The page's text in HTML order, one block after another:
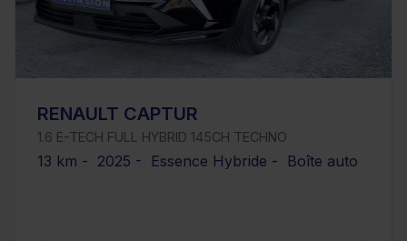
RENAULT CAPTUR
1.6 E-TECH FULL HYBRID 145CH TECHNO
13 km - 2025 - Essence Hybride - Boîte auto